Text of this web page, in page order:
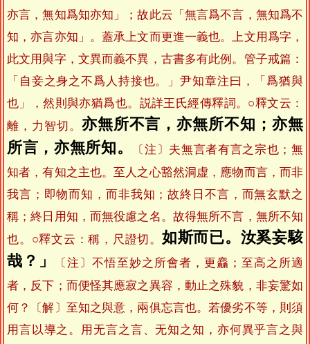
亦言，無知爲知亦知」；故此云「無言爲不言，無知爲不
知，亦言亦知」。蓋承上文而更進一義也。上文用爲字，
此文用與字，文異而義不異，古書多有此例。管子戒篇：
「自妾之身之不爲人持接也。」尹知章注曰，「爲猶與
也」，然則與亦猶爲也。説詳王氏經傳釋詞。○釋文云：
離，力智切。 亦無所不言，亦無所不知；亦無
所言，亦無所知。
〔注〕夫無言者有言之宗也；無
知者，有知之主也。至人之心豁然洞虚，應物而言，而非
我言；即物而知，而非我知；故終日不言，而無玄默之
稱；終日用知，而無役慮之名。故得無所不言，無所不知
也。○釋文云：稱，尺證切。 如斯而已。汝奚妄駭
哉？」
〔注〕不悟至妙之所會者，更麤；至高之所適
者，反下；而便怪其應寂之異容，動止之殊貌，非妄驚如
何？〔解〕至知之與意，兩俱忘言也。若優劣不等，則須
用言以導之。用无言之言、无知之知，亦何異乎言之與